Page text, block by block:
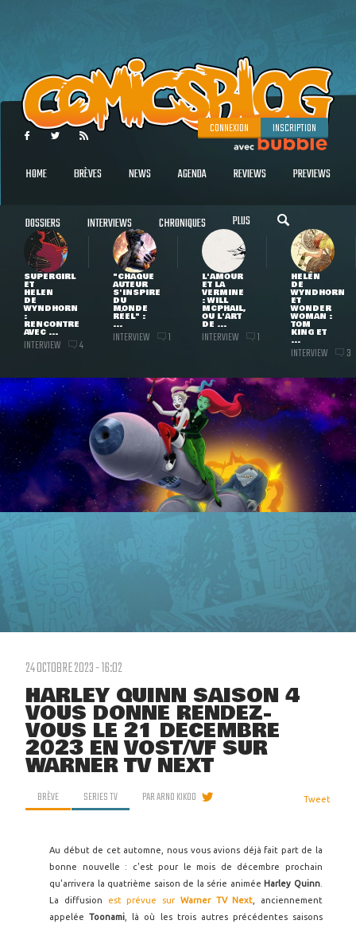
CONNEXION INSCRIPTION
HOME BRÈVES NEWS AGENDA REVIEWS PREVIEWS
DOSSIERS INTERVIEWS CHRONIQUES PLUS
SUPERGIRL
ET
HELEN
DE
WYNDHORN
:
RENCONTRE
AVEC ...
INTERVIEW 4
"CHAQUE
AUTEUR
S'INSPIRE
DU
MONDE
RÉEL" :
...
INTERVIEW 1
L'AMOUR
ET LA
VERMINE
: WILL
MCPHAIL,
OU L'ART
DE ...
INTERVIEW 1
HELEN
DE
WYNDHORN
ET
WONDER
WOMAN :
TOM
KING ET
...
INTERVIEW 3
24 OCTOBRE 2023 - 16:02
HARLEY QUINN SAISON 4
VOUS DONNE RENDEZ-
VOUS LE 21 DÉCEMBRE
2023 EN VOST/VF SUR
WARNER TV NEXT
BRÈVE SERIES TV PARARNO KIKOO Tweet
Au début de cet automne, nous vous avions déjà fait part de la
bonne nouvelle : c'est pour le mois de décembre prochain
qu'arrivera la quatrième saison de la série animée Harley Quinn
La diffusion
est prévue sur Warner TV Next , anciennement
appeléeToonami , là où les trois autres précédentes saisons